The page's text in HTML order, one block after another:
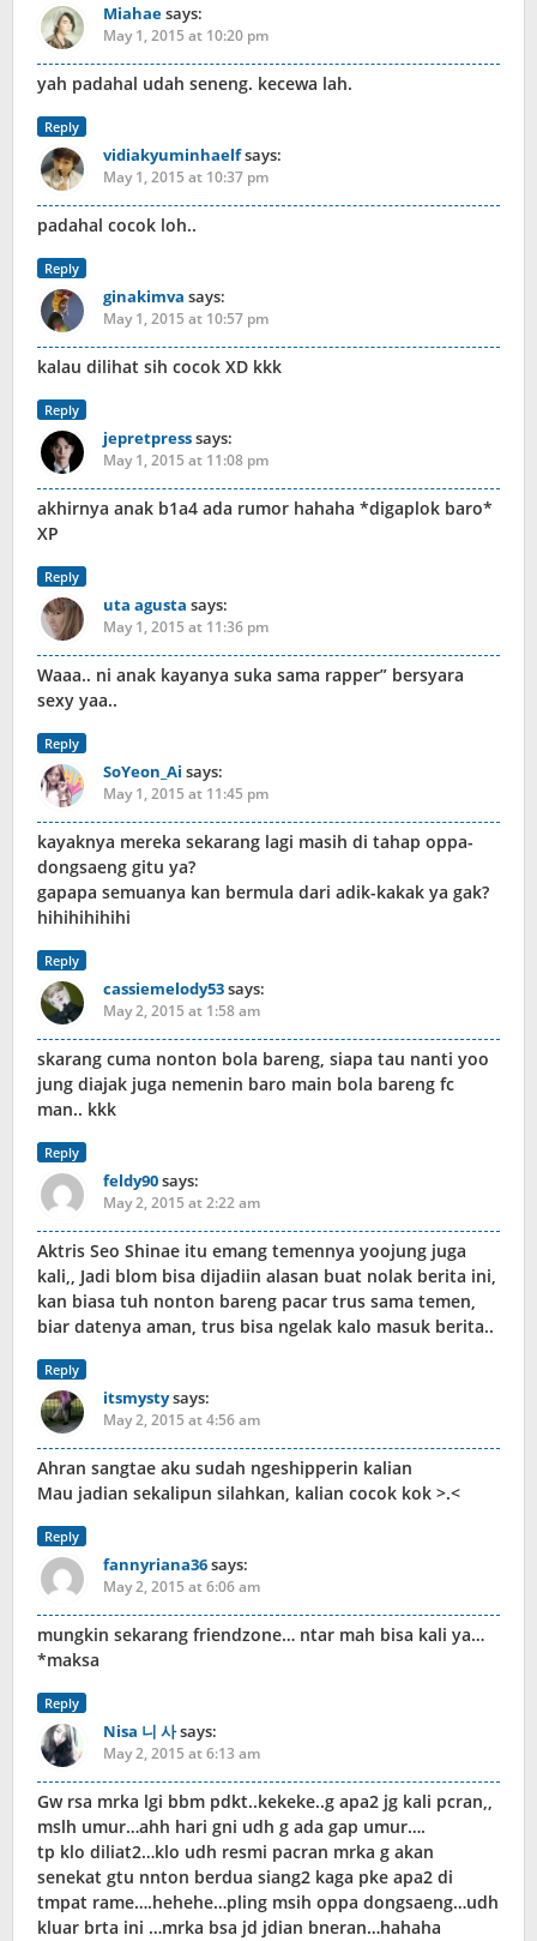
Miahaesays:
May 1, 2015 at 10:20 pm
yah padahal udah seneng. kecewa lah.
Reply
vidiakyuminhaelfsays:
May 1, 2015 at 10:37 pm
padahal cocok loh..
Reply
ginakimva says:
May 1, 2015 at 10:57 pm
kalau dilihat sih cocok XD kkk
Reply
jepretpresssays:
May 1, 2015 at 11:08 pm
akhirnya anak b1a4 ada rumor hahaha *digaplok baro*
XP
Reply
uta agusta says:
May 1, 2015 at 11:36 pm
Waaa.. ni anak kayanya suka sama rapper” bersyara
sexy yaa..
Reply
SoYeon_Ai says:
May 1, 2015 at 11:45 pm
kayaknya mereka sekarang lagi masih di tahap oppa-
dongsaeng gitu ya?
gapapa semuanya kan bermula dari adik-kakak ya gak?
hihihihihihi
Reply
cassiemelody53says:
May 2, 2015 at 1:58 am
skarang cuma nonton bola bareng, siapa tau nanti yoo
jung diajak juga nemenin baro main bola bareng fc
man.. kkk
Reply
feldy90says:
May 2, 2015 at 2:22 am
Aktris Seo Shinae itu emang temennya yoojung juga
kali,, Jadi blom bisa dijadiin alasan buat nolak berita ini,
kan biasa tuh nonton bareng pacar trus sama temen,
biar datenya aman, trus bisa ngelak kalo masuk berita..
Reply
itsmystysays:
May 2, 2015 at 4:56 am
Ahran sangtae aku sudah ngeshipperin kalian
Mau jadian sekalipun silahkan, kalian cocok kok >.<
Reply
fannyriana36says:
May 2, 2015 at 6:06 am
mungkin sekarang friendzone… ntar mah bisa kali ya…
*maksa
Reply
Nisa 니 사says:
May 2, 2015 at 6:13 am
Gw rsa mrka lgi bbm pdkt..kekeke..g apa2 jg kali pcran,,
mslh umur…ahh hari gni udh g ada gap umur….
tp klo diliat2…klo udh resmi pacran mrka g akan
senekat gtu nnton berdua siang2 kaga pke apa2 di
tmpat rame….hehehe…pling msih oppa dongsaeng…udh
kluar brta ini …mrka bsa jd jdian bneran…hahaha